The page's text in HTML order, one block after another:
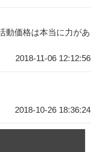
動価格は本当に力があ
2018-11-06 12:12:56
2018-10-26 18:36:24